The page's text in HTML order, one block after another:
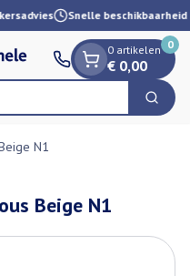
Snelle beschikbaarheid
Zoek
0 artikelen
€ 0,00
0
N1
Beige N1